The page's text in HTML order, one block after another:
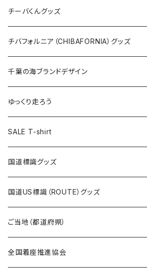
クリアファイル
Tシャツ
キャップ
トートバッグ
ランチバッグ
エコバッグ
ステッカー
缶バッジ
キーホルダー
クリアファイル
バッグ
ステッカー
缶バッジ
キーホルダー
クリアファイル
ステッカー
ステッカー大
缶バッジ
缶バッジ32mm
缶バッジ54mm
エコバッグ
JAGUARさんコラボグッズ
Tシャツ
ステッカー
サコッシュ
ホテルキーホルダー
モーテルキーホルダー
トートバッグ
Tシャツ
ステッカー
缶バッジ
クリアファイル
マスク
エコバッグ
千葉ロッテマリーンズコラボ
チーバくんグッズ
Tシャツ
キャップ
エコバッグ
ステッカー
モーテルキーホルダー
ホテルキーホルダー
トートバッグ
チバフォルニア（CHIBAFORNIA）グッズ
Tシャツ
キャップ
ステッカー
ホテルキーホルダー
千葉の海ブランドデザイン
Tシャツ
キャップ
ステッカー
ゆっくり走ろう
Tシャツ
ステッカー
ホテルキーホルダー
SALE T-shirt
国道標識グッズ
ステッカー
国道0～99号線
国道100～199号線
Tシャツ
キャップ
国道US標識（ROUTE）グッズ
ステッカー
ROUTE 0～99号線
Tシャツ
ご当地（都道府県）
北海道
全国着座推進協会